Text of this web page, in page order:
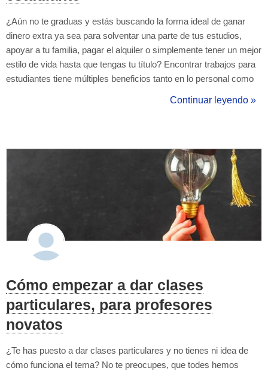
¿Aún no te graduas y estás buscando la forma ideal de ganar
dinero extra ya sea para solventar una parte de tus estudios,
apoyar a tu familia, pagar el alquiler o simplemente tener un mejor
estilo de vida hasta que tengas tu título? Encontrar trabajos para
estudiantes tiene múltiples beneficios tanto en lo personal como
tus propios gastos. Entender la importancia de valores altam...
Continuar leyendo »
Cómo empezar a dar clases
particulares, para profesores
novatos
¿Te has puesto a dar clases particulares y no tienes ni idea de
cómo funciona el tema? No te preocupes, que todes hemos